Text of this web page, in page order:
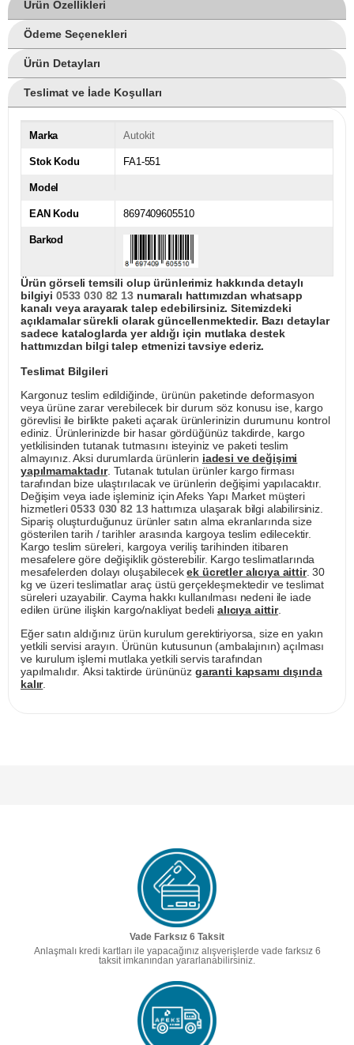
Ürün Özellikleri
Ödeme Seçenekleri
Ürün Detayları
Teslimat ve İade Koşulları
Marka Autokit
Stok Kodu FA1-551
Model
EAN Kodu 8697409605510
Barkod
Ürün görseli temsili olup ürünlerimiz hakkında detaylı
bilgiyi 0533 030 82 13numaralı hattımızdan whatsapp
kanalı veya arayarak talep edebilirsiniz. Sitemizdeki
açıklamalar sürekli olarak güncellenmektedir. Bazı detaylar
sadece kataloglarda yer aldığı için mutlaka destek
hattımızdan bilgi talep etmenizi tavsiye ederiz.
Teslimat Bilgileri
Kargonuz teslim edildiğinde, ürünün paketinde deformasyon
veya ürüne zarar verebilecek bir durum söz konusu ise, kargo
görevlisi ile birlikte paketi açarak ürünlerinizin durumunu kontrol
ediniz. Ürünlerinizde bir hasar gördüğünüz takdirde, kargo
yetkilisinden tutanak tutmasını isteyiniz ve paketi teslim
almayınız. Aksi durumlarda ürünlerin iadesi ve değişimi
yapılmamaktadır. Tutanak tutulan ürünler kargo firması
tarafından bize ulaştırılacak ve ürünlerin değişimi yapılacaktır.
Değişim veya iade işleminiz için Afeks Yapı Market müşteri
hizmetleri0533 030 82 13hattımıza ulaşarak bilgi alabilirsiniz.
Sipariş oluşturduğunuz ürünler satın alma ekranlarında size
gösterilen tarih / tarihler arasında kargoya teslim edilecektir.
Kargo teslim süreleri, kargoya veriliş tarihinden itibaren
mesafelere göre değişiklik gösterebilir. Kargo teslimatlarında
mesafelerden dolayı oluşabilecekek ücretler alıcıya aittir. 30
kg ve üzeri teslimatlar araç üstü gerçekleşmektedir ve teslimat
süreleri uzayabilir. Cayma hakkı kullanılması nedeni ile iade
edilen ürüne ilişkin kargo/nakliyat bedeli alıcıya aittir.
Eğer satın aldığınız ürün kurulum gerektiriyorsa, size en yakın
yetkili servisi arayın. Ürünün kutusunun (ambalajının) açılması
ve kurulum işlemi mutlaka yetkili servis tarafından
yapılmalıdır. Aksi taktirde ürününüz garanti kapsamı dışında
kalır.
Vade Farksız 6 Taksit
Anlaşmalı kredi kartları ile yapacağınız alışverişlerde vade farksız 6
taksit imkanından yararlanabilirsiniz.